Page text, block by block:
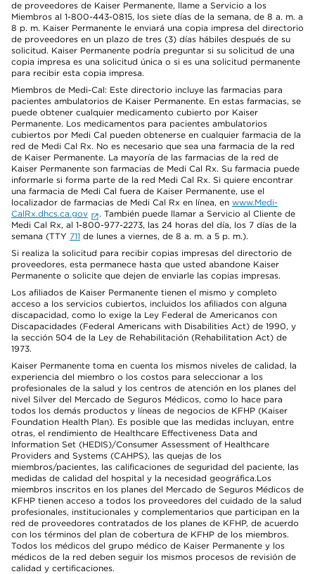
de proveedores de Kaiser Permanente, llame a Servicio a los
Miembros al 1-800-443-0815, los siete días de la semana, de 8 a. m. a
8 p. m. Kaiser Permanente le enviará una copia impresa del directorio
de proveedores en un plazo de tres (3) días hábiles después de su
solicitud. Kaiser Permanente podría preguntar si su solicitud de una
copia impresa es una solicitud única o si es una solicitud permanente
para recibir esta copia impresa.
Miembros de Medi-Cal: Este directorio incluye las farmacias para
pacientes ambulatorios de Kaiser Permanente. En estas farmacias, se
puede obtener cualquier medicamento cubierto por Kaiser
Permanente. Los medicamentos para pacientes ambulatorios
cubiertos por Medi Cal pueden obtenerse en cualquier farmacia de la
red de Medi Cal Rx. No es necesario que sea una farmacia de la red
de Kaiser Permanente. La mayoría de las farmacias de la red de
Kaiser Permanente son farmacias de Medi Cal Rx. Su farmacia puede
informarle si forma parte de la red Medi Cal Rx. Si quiere encontrar
una farmacia de Medi Cal fuera de Kaiser Permanente, use el
localizador de farmacias de Medi Cal Rx en línea, en www.Medi-
CalRx.dhcs.ca.gov
. También puede llamar a Servicio al Cliente de
Medi Cal Rx, al 1-800-977-2273, las 24 horas del día, los 7 días de la
semana (TTY 711 de lunes a viernes, de 8 a. m. a 5 p. m.).
Si realiza la solicitud para recibir copias impresas del directorio de
proveedores, esta permanece hasta que usted abandone Kaiser
Permanente o solicite que dejen de enviarle las copias impresas.
Los afiliados de Kaiser Permanente tienen el mismo y completo
acceso a los servicios cubiertos, incluidos los afiliados con alguna
discapacidad, como lo exige la Ley Federal de Americanos con
Discapacidades (Federal Americans with Disabilities Act) de 1990, y
la sección 504 de la Ley de Rehabilitación (Rehabilitation Act) de
1973.
Kaiser Permanente toma en cuenta los mismos niveles de calidad, la
experiencia del miembro o los costos para seleccionar a los
profesionales de la salud y los centros de atención en los planes del
nivel Silver del Mercado de Seguros Médicos, como lo hace para
todos los demás productos y líneas de negocios de KFHP (Kaiser
Foundation Health Plan). Es posible que las medidas incluyan, entre
otras, el rendimiento de Healthcare Effectiveness Data and
Information Set (HEDIS)/Consumer Assessment of Healthcare
Providers and Systems (CAHPS), las quejas de los
miembros/pacientes, las calificaciones de seguridad del paciente, las
medidas de calidad del hospital y la necesidad geográfica.Los
miembros inscritos en los planes del Mercado de Seguros Médicos de
KFHP tienen acceso a todos los proveedores del cuidado de la salud
profesionales, institucionales y complementarios que participan en la
red de proveedores contratados de los planes de KFHP, de acuerdo
con los términos del plan de cobertura de KFHP de los miembros.
Todos los médicos del grupo médico de Kaiser Permanente y los
médicos de la red deben seguir los mismos procesos de revisión de
calidad y certificaciones.